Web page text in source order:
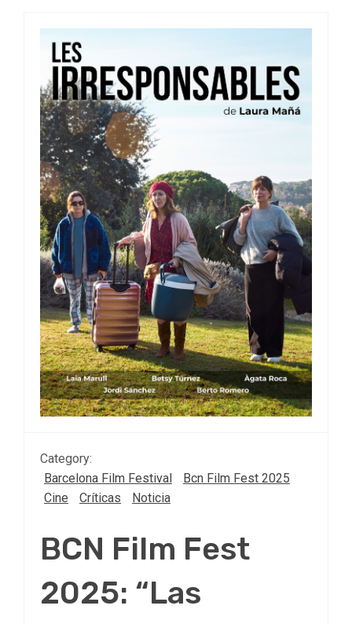
Category:
Barcelona Film Festival
Bcn Film Fest 2025
Cine
Críticas Noticia
BCN Film Fest
2025: “Las